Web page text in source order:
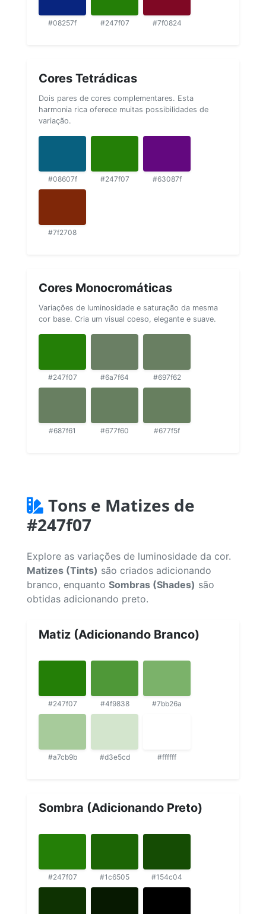
#08257f #247f07 #7f0824
Cores Tetrádicas
Dois pares de cores complementares. Esta
harmonia rica oferece muitas possibilidades de
variação.
#08607f #247f07 #63087f
#7f2708
Cores Monocromáticas
Variações de luminosidade e saturação da mesma
cor base. Cria um visual coeso, elegante e suave.
#247f07 #6a7f64 #697f62
#687f61 #677f60 #677f5f
Tons e Matizes de
#247f07
Explore as variações de luminosidade da cor.
Matizes (Tints) são criados adicionando
branco, enquanto Sombras (Shades) são
obtidas adicionando preto.
Matiz (Adicionando Branco)
#247f07 #4f9838 #7bb26a
#a7cb9b #d3e5cd #ffffff
Sombra (Adicionando Preto)
#247f07 #1c6505 #154c04